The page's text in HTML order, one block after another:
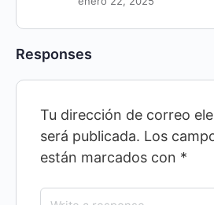
Responses
Tu dirección de correo
será publicada. Los
están marcados con *